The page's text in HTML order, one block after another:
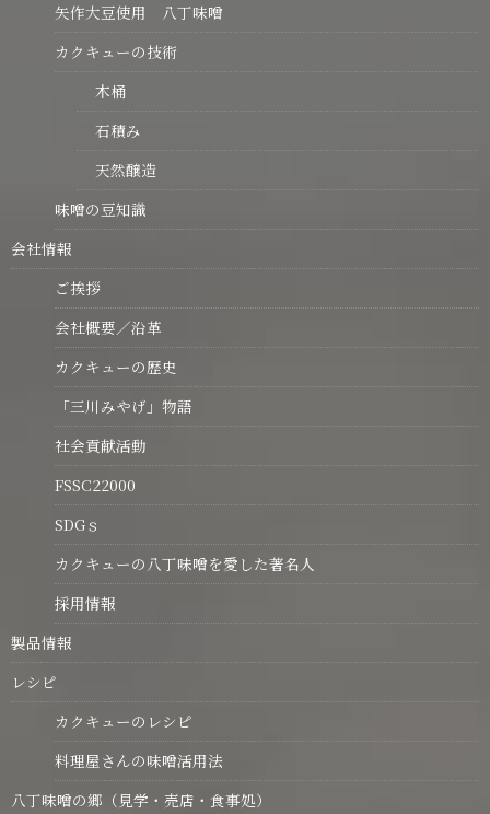
矢作大豆使用 八丁味噌
カクキューの技術
木桶
石積み
天然醸造
味噌の豆知識
会社情報
ご挨拶
会社概要／沿革
カクキューの歴史
「三川みやげ」物語
社会貢献活動
FSSC22000
SDGｓ
カクキューの八丁味噌を愛した著名人
採用情報
製品情報
レシピ
カクキューのレシピ
料理屋さんの味噌活用法
八丁味噌の郷（見学・売店・食事処）